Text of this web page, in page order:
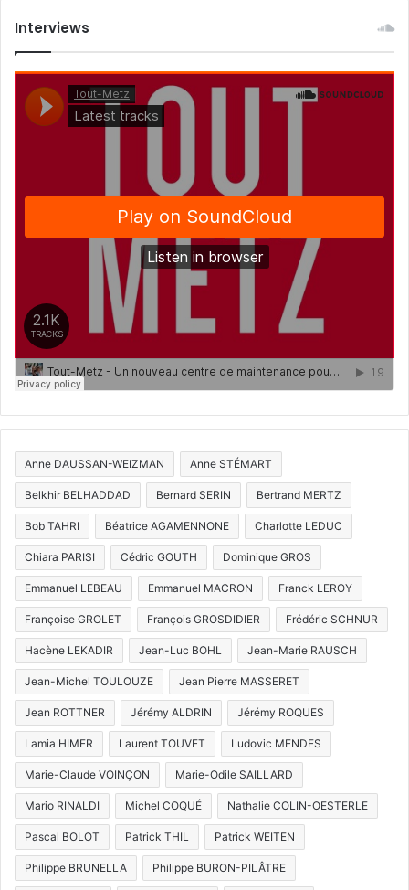
Interviews
Anne DAUSSAN-WEIZMAN Anne STÉMART
Belkhir BELHADDAD Bernard SERIN Bertrand MERTZ
Bob TAHRI Béatrice AGAMENNONE Charlotte LEDUC
Chiara PARISI Cédric GOUTH Dominique GROS
Emmanuel LEBEAU Emmanuel MACRON Franck LEROY
Françoise GROLET François GROSDIDIER Frédéric SCHNUR
Hacène LEKADIR Jean-Luc BOHL Jean-Marie RAUSCH
Jean-Michel TOULOUZE Jean Pierre MASSERET
Jean ROTTNER Jérémy ALDRIN Jérémy ROQUES
Lamia HIMER Laurent TOUVET Ludovic MENDES
Marie-Claude VOINÇON Marie-Odile SAILLARD
Mario RINALDI Michel COQUÉ Nathalie COLIN-OESTERLE
Pascal BOLOT Patrick THIL Patrick WEITEN
Philippe BRUNELLA Philippe BURON-PILÂTRE